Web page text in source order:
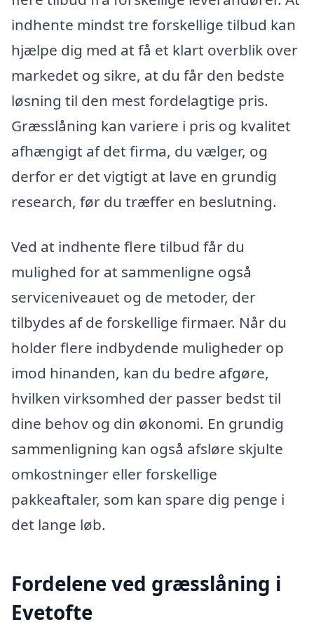
indhente mindst tre forskellige tilbud kan
hjælpe dig med at få et klart overblik over
markedet og sikre, at du får den bedste
løsning til den mest fordelagtige pris.
Græsslåning kan variere i pris og kvalitet
afhængigt af det firma, du vælger, og
derfor er det vigtigt at lave en grundig
research, før du træffer en beslutning.
Ved at indhente flere tilbud får du
mulighed for at sammenligne også
serviceniveauet og de metoder, der
tilbydes af de forskellige firmaer. Når du
holder flere indbydende muligheder op
imod hinanden, kan du bedre afgøre,
hvilken virksomhed der passer bedst til
dine behov og din økonomi. En grundig
sammenligning kan også afsløre skjulte
omkostninger eller forskellige
pakkeaftaler, som kan spare dig penge i
det lange løb.
Fordelene ved græsslåning i
Evetofte